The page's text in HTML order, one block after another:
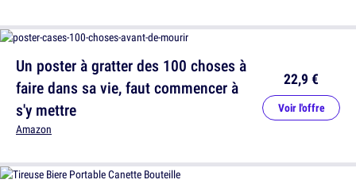
Un poster à gratter des 100 choses à
faire dans sa vie, faut commencer à
s'y mettre
Amazon
22,9 €
Voir l'offre